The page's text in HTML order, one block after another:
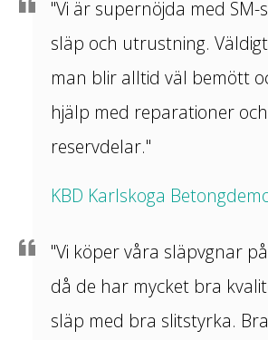
"Vi är supernöjda med SM-
släp och utrustning.
man blir alltid väl bemött
hjälp med reparationer och
reservdelar."
KBD Karlskoga
"Vi köper våra släpvgnar
då de har mycket bra
släp med bra slitstyrka.